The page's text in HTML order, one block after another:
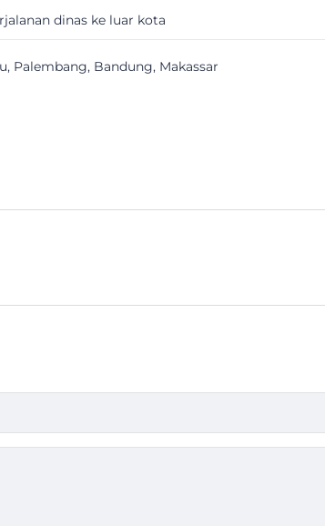
dinas ke luar kota
Palembang, Bandung, Makassar